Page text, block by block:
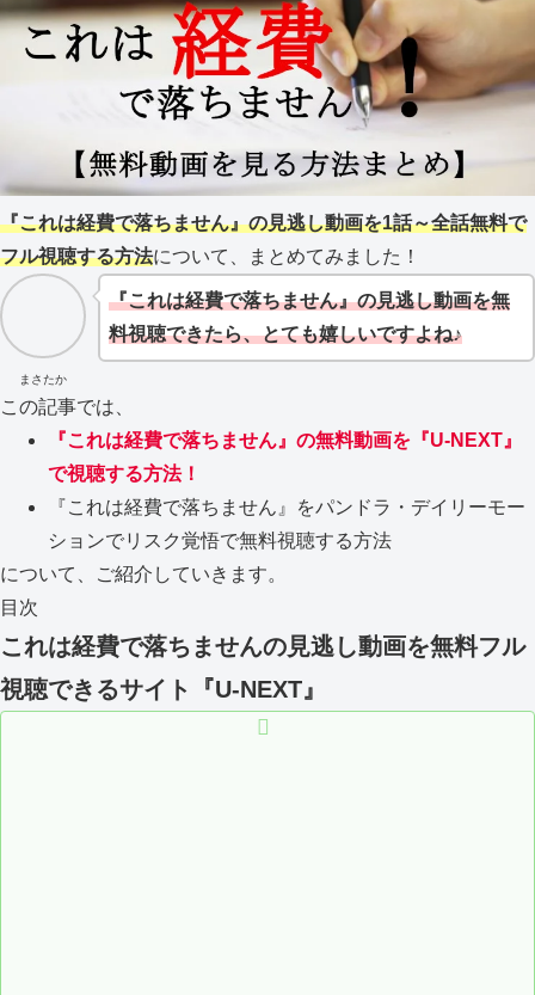
『これは経費で落ちません』の見逃し動画を1話～全話無料で
フル視聴する方法について、まとめてみました！
まさたか
『これは経費で落ちません』の見逃し動画を無
料視聴できたら、とても嬉しいですよね♪
この記事では、
『これは経費で落ちません』の無料動画を『U-NEXT』
で視聴する方法！
『これは経費で落ちません』をパンドラ・デイリーモー
ションでリスク覚悟で無料視聴する方法
について、ご紹介していきます。
目次
これは経費で落ちませんの見逃し動画を無料フル
視聴できるサイト『U-NEXT』